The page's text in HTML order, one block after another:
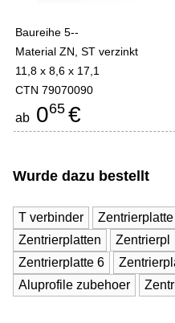
Baureihe 5--
Material ZN, ST verzinkt
11,8 x 8,6 x 17,1
CTN 79070090
ab 065 €
Wurde dazu bestellt
T verbinder Zentrierplatte
Zentrierplatten
Zentrierpl
Zentrierplatte 6
Aluprofile zubehoer